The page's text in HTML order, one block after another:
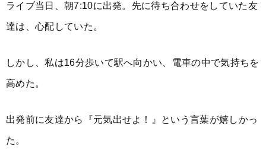
ライブ当日、朝7:10に出発。先に待ち合わせをしていた友
達は、心配していた。
しかし、私は16分歩いて駅へ向かい、電車の中で気持ちを
高めた。
出発前に友達から『元気出せよ！』という言葉が嬉しかっ
た。